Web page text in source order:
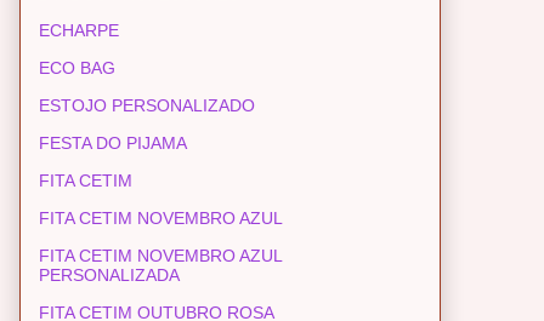
ECHARPE
ECO BAG
ESTOJO PERSONALIZADO
FESTA DO PIJAMA
FITA CETIM
FITA CETIM NOVEMBRO AZUL
FITA CETIM NOVEMBRO AZUL
PERSONALIZADA
FITA CETIM OUTUBRO ROSA